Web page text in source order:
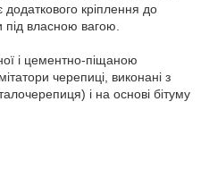
кріплення до
власною вагою.
і цементно-піщаною
черепиці, виконані з
і на основі бітуму